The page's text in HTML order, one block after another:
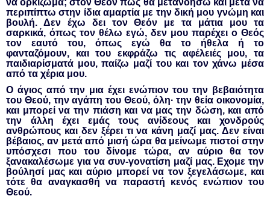
περιπίπτω στην ίδια αμαρτία με την δική μου γνώμη και
βουλή. Δεν έχω δει τον Θεόν με τα μάτια μου τα
σαρκικά, όπως τον θέλω εγώ, δεν μου παρέχει ο Θεός
τον εαυτό του, όπως εγώ θα το ήθελα ή το
φανταζόμουν, και του εκφράζω τις αφέλειές μου, τα
παιδιαρίσματά μου, παίζω μαζί του και τον χάνω μέσα
από τα χέρια μου.
Ο άγιος από την μια έχει ενώπιον του την βεβαιότητα
του Θεού, την αγάπη του Θεού, όλη· την θεία οικονομία,
και μπορεί να την πιάση και να μας την δώση, και από
την άλλη έχει εμάς τους ανίδεους και χονδρούς
ανθρώπους και δεν ξέρει τι να κάνη μαζί μας. Δεν είναι
βέβαιος, αν μετά από μισή ώρα θα μείνωμε πιστοί στην
υπόσχεσι που του δίνομε τώρα, αν αύριο θα τον
ξανακαλέσωμε για να συν-γονατίση μαζί μας. Εχομε την
βούλησί μας και αύριο μπορεί να τον ξεγελάσωμε, και
τότε θα αναγκασθή να παραστή κενός ενώπιον του
Θεού.